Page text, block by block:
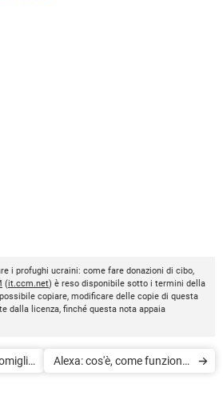
i profughi ucraini: come fare donazioni di cibo,
(it.ccm.net) è reso disponibile sotto i termini della
copiare, modificare delle copie di questa
dalla licenza, finché questa nota appaia
Alexa: cos'è, come funziona,